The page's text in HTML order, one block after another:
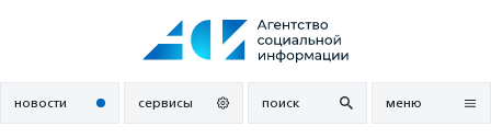
новости сервисы поиск меню